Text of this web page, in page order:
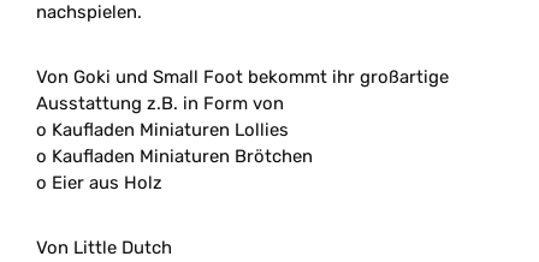
nachspielen.
Von Goki und Small Foot bekommt ihr großartige
Ausstattung z.B. in Form von
o Kaufladen Miniaturen Lollies
o Kaufladen Miniaturen Brötchen
o Eier aus Holz
Von Little Dutch